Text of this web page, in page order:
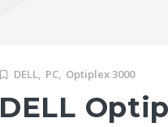
DELL, PC, Optiplex 3000
DELL